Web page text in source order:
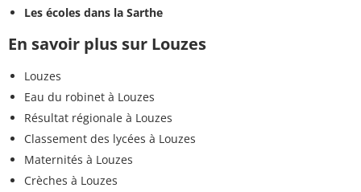
Les écoles dans la Sarthe
En savoir plus sur Louzes
Louzes
Eau du robinet à Louzes
Résultat régionale à Louzes
Classement des lycées à Louzes
Maternités à Louzes
Crèches à Louzes